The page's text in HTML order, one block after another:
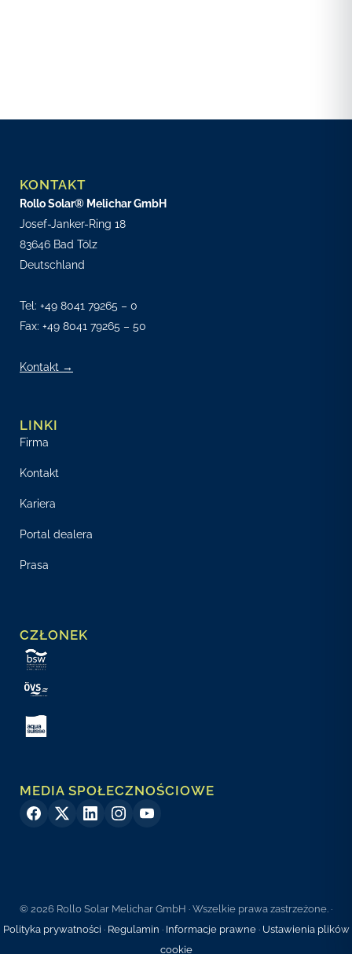
KONTAKT
Rollo Solar® Melichar GmbH
Josef-Janker-Ring 18
83646 Bad Tölz
Deutschland
Tel: +49 8041 79265 – 0
Fax: +49 8041 79265 – 50
Kontakt →
LINKI
Firma
Kontakt
Kariera
Portal dealera
Prasa
CZŁONEK
MEDIA SPOŁECZNOŚCIOWE
© 2026 Rollo Solar Melichar GmbH · Wszelkie prawa zastrzeżone. ·
Polityka prywatności · Regulamin · Informacje prawne· Ustawienia plików
cookie